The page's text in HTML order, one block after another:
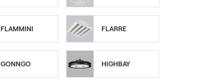
FLAMMINI FLARRE
GONNGO HIGHBAY